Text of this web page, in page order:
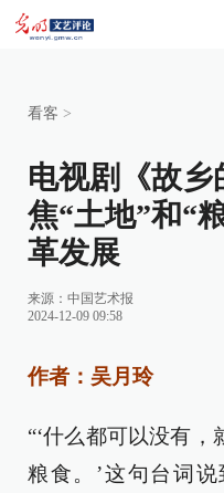
看客 >
电视剧《故
焦“土地”和“
革发展
来源： 中国艺术报
2024-12-09 09:58
作者：吴月玲
“‘什么都可以没有，
粮食。’这句台词